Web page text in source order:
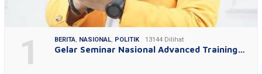
1 BERITA, NASIONAL, POLITIK 13144 Dilihat
Gelar Seminar Nasional Advanced Training…